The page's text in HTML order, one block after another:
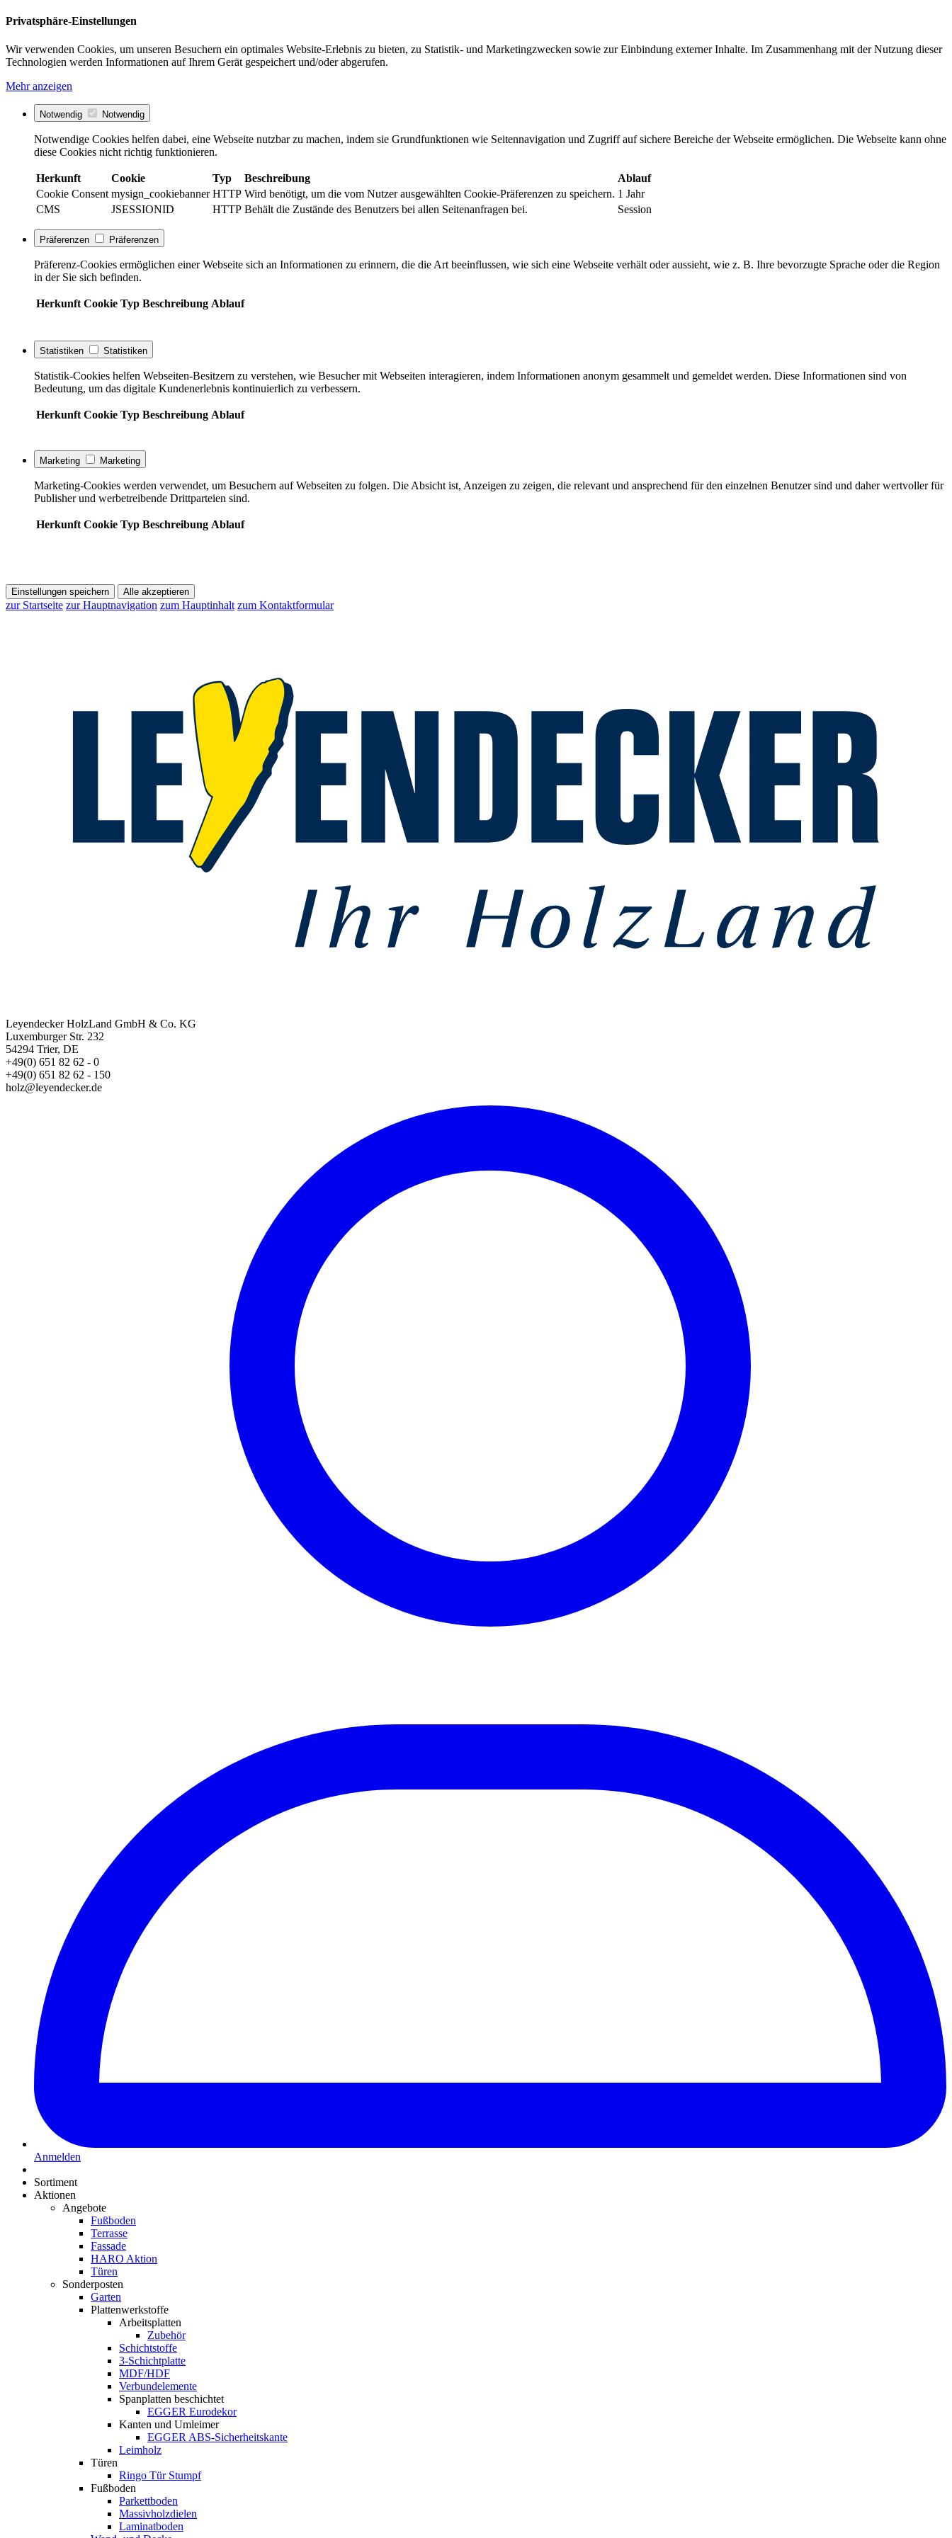
Privatsphäre-Einstellungen
Wir verwenden Cookies, um unseren Besuchern ein optimales Website-Erlebnis zu bieten, zu Statistik- und Marketingzwecken sowie zur Einbindung externer Inhalte. Im Zusammenhang mit der Nutzung dieser
Technologien werden Informationen auf Ihrem Gerät gespeichert und/oder abgerufen.
Mehr anzeigen
Notwendig Notwendig
Notwendige Cookies helfen dabei, eine Webseite nutzbar zu machen, indem sie Grundfunktionen wie Seitennavigation und Zugriff auf sichere Bereiche der Webseite ermöglichen. Die Webseite kann ohne
diese Cookies nicht richtig funktionieren.
Herkunft Cookie Typ Beschreibung
Ablauf
Cookie Consent mysign_cookiebanner HTTP Wird benötigt, um die vom Nutzer ausgewählten Cookie-Präferenzen zu speichern. 1 Jahr
CMS
JSESSIONID HTTP Behält die Zustände des Benutzers bei allen Seitenanfragen bei. Session
Präferenzen Präferenzen
Präferenz-Cookies ermöglichen einer Webseite sich an Informationen zu erinnern, die die Art beeinflussen, wie sich eine Webseite verhält oder aussieht, wie z. B. Ihre bevorzugte Sprache oder die Region
in der Sie sich befinden.
Herkunft Cookie Typ Beschreibung Ablauf
Statistiken Statistiken
Statistik-Cookies helfen Webseiten-Besitzern zu verstehen, wie Besucher mit Webseiten interagieren, indem Informationen anonym gesammelt und gemeldet werden. Diese Informationen sind von
Bedeutung, um das digitale Kundenerlebnis kontinuierlich zu verbessern.
Herkunft Cookie Typ Beschreibung Ablauf
Marketing Marketing
Marketing-Cookies werden verwendet, um Besuchern auf Webseiten zu folgen. Die Absicht ist, Anzeigen zu zeigen, die relevant und ansprechend für den einzelnen Benutzer sind und daher wertvoller für
Publisher und werbetreibende Drittparteien sind.
Herkunft Cookie Typ Beschreibung Ablauf
Einstellungen speichern Alle akzeptieren
zur Startseite zur Hauptnavigation zum Hauptinhalt zum Kontaktformular
Leyendecker HolzLand GmbH & Co. KG
Luxemburger Str. 232
54294 Trier, DE
+49(0) 651 82 62 - 0
+49(0) 651 82 62 - 150
holz@leyendecker.de
Anmelden
Sortiment
Aktionen
Angebote
Fußboden
Terrasse
Fassade
HARO Aktion
Türen
Sonderposten
Garten
Plattenwerkstoffe
Arbeitsplatten
Zubehör
Schichtstoffe
3-Schichtplatte
MDF/HDF
Verbundelemente
Spanplatten beschichtet
EGGER Eurodekor
Kanten und Umleimer
EGGER ABS-Sicherheitskante
Leimholz
Türen
Ringo Tür Stumpf
Fußboden
Parkettboden
Massivholzdielen
Laminatboden